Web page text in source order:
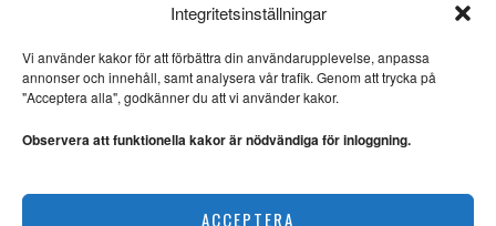
Integritetsinställningar
Vi använder kakor för att förbättra din användarupplevelse, anpassa
annonser och innehåll, samt analysera vår trafik. Genom att trycka på
"Acceptera alla", godkänner du att vi använder kakor.
Observera att funktionella kakor är nödvändiga för inloggning.
ACCEPTERA
Saara Hermansson vill lyfta fram samisk kultur
SE ÄVEN
sommaren
för sommarlediga barn att